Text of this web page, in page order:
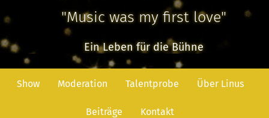
"Music was my first love"
Ein Leben für die Bühne
Show Moderation Talentprobe Über Linus
Beiträge Kontakt